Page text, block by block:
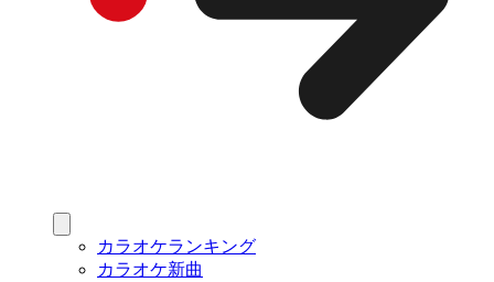
カラオケランキング
カラオケ新曲